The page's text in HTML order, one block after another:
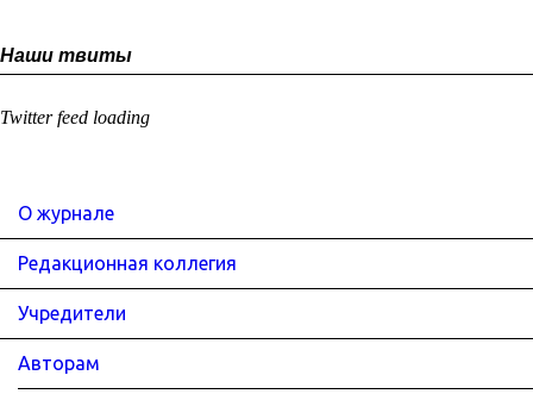
Наши твиты
Twitter feed loading
О журнале
Редакционная коллегия
Учредители
Авторам